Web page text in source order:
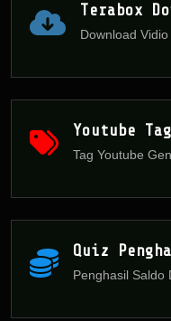
Terabox
Download
Youtube
Tag Youtube
Quiz
Penghasil Saldo